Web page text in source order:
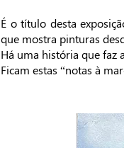
É o título desta
que mostra pinturas
Há uma história que faz
Ficam estas “notas à